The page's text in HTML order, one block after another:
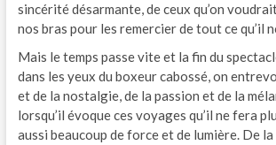
sincérité désarmante, de ceux qu’on
nos bras pour les remercier de tout ce qu’il
Mais le temps passe vite et la fin du
dans les yeux du boxeur cabossé, on
et de la nostalgie, de la passion et de la
lorsqu’il évoque ces voyages qu’il ne fera
aussi beaucoup de force et de lumière. De